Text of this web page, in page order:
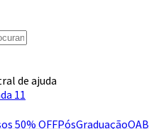
de ajuda
11
50% OFFPósGraduaçãoOAB